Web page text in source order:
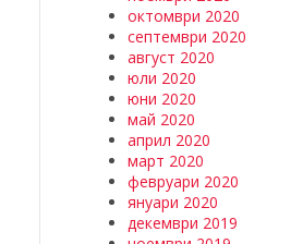
октомври 2020
септември 2020
август 2020
юли 2020
юни 2020
май 2020
април 2020
март 2020
февруари 2020
януари 2020
декември 2019